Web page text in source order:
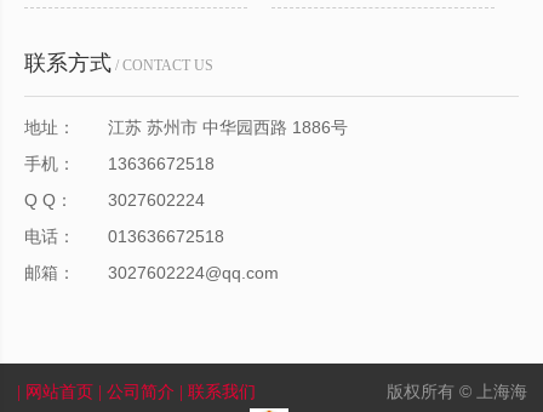
联系方式 / CONTACT US
地址：
江苏 苏州市 中华园西路 1886号
手机：
13636672518
Q Q：
3027602224
电话：
013636672518
邮箱：
3027602224@qq.com
| 网站首页 | 公司简介 | 联系我们 版权所有 © 上海海